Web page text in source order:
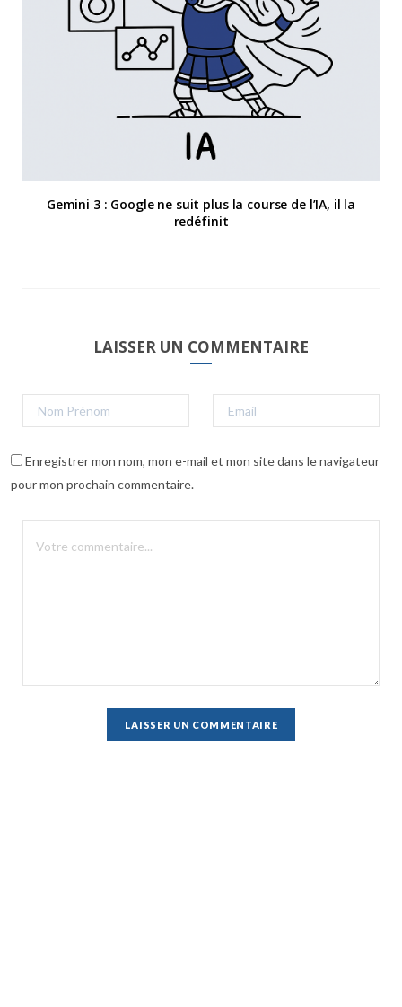
Gemini 3 : Google ne suit plus la course de l’IA, il la
redéfinit
LAISSER UN COMMENTAIRE
Enregistrer mon nom, mon e-mail et mon site dans le navigateur
pour mon prochain commentaire.